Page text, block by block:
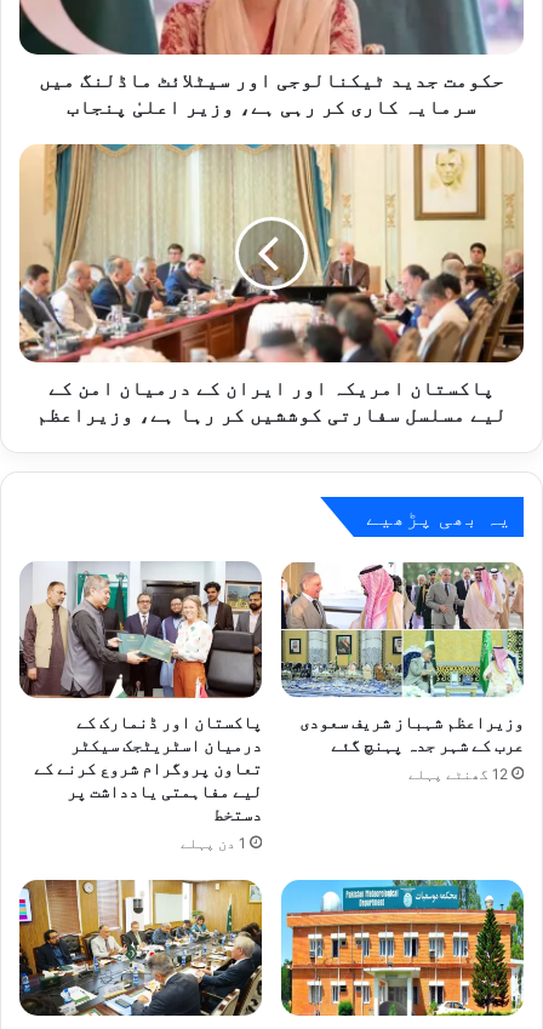
سرمایہ
کاری
وزیر
پنجاب
حکومت جدید ٹیکنالوجی اور سیٹلائٹ ماڈلنگ میں
سرمایہ کاری کر رہی ہے، وزیر اعلیٰ پنجاب
پاکستان
اور
ایران
کے
درمیان
امن
کے
لیے
مسلسل
سفارتی
وزیراعظم
پاکستان امریکہ اور ایران کے درمیان امن کے
لیے مسلسل سفارتی کوششیں کر رہا ہے، وزیراعظم
یہ بھی پڑھیے
وزیراعظم شہباز شریف سعودی
عرب کے شہر جدہ پہنچ گئے
12 گھنٹے پہلے
پاکستان اور ڈنمارک کے
درمیان اسٹریٹجک سیکٹر
تعاون پروگرام شروع کرنے کے
لیے مفاہمتی یادداشت پر
دستخط
1 دن پہلے